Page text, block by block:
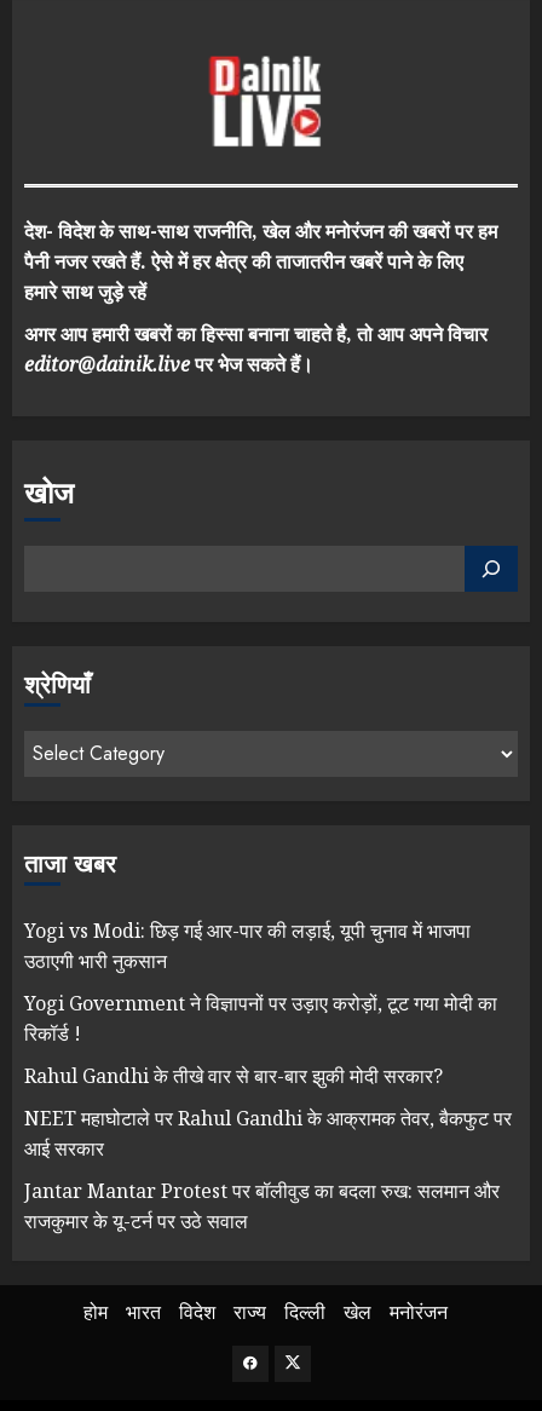
देश- विदेश के साथ-साथ राजनीति, खेल और मनोरंजन की खबरों पर हम
पैनी नजर रखते हैं. ऐसे में हर क्षेत्र की ताजातरीन खबरें पाने के लिए
हमारे साथ जुड़े रहें
अगर आप हमारी खबरों का हिस्सा बनाना चाहते है, तो आप अपने विचार
editor@dainik.liveपर भेज सकते हैं।
खोज
श्रेणियाँ
ताजा खबर
Yogi vs Modi: छिड़ गई आर-पार की लड़ाई, यूपी चुनाव में भाजपा
उठाएगी भारी नुकसान
Yogi Government ने विज्ञापनों पर उड़ाए करोड़ों, टूट गया मोदी का
रिकॉर्ड !
Rahul Gandhi के तीखे वार से बार-बार झुकी मोदी सरकार?
NEET महाघोटाले पर Rahul Gandhi के आक्रामक तेवर, बैकफुट पर
आई सरकार
Jantar Mantar Protest पर बॉलीवुड का बदला रुख: सलमान और
राजकुमार के यू-टर्न पर उठे सवाल
होम भारत विदेश राज्य दिल्ली खेल मनोरंजन
Facebook
Twitter